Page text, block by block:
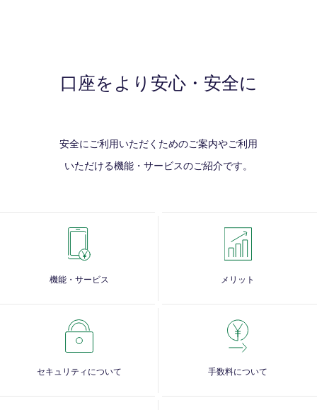
口座をより安心・安全に
安全にご利用いただくためのご案内やご利用
いただける機能・サービスのご紹介です。
機能・サービス メリット
セキュリティについて 手数料について